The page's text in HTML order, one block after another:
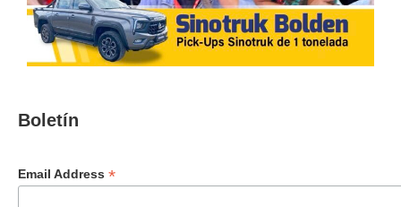
Boletín
Email Address *